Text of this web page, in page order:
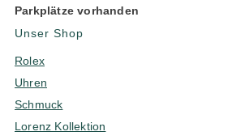
Parkplätze vorhanden
Unser Shop
Rolex
Uhren
Schmuck
Lorenz Kollektion